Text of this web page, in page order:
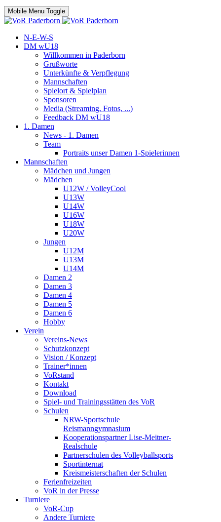
Mobile Menu Toggle
N-E-W-S
DM wU18
Willkommen in Paderborn
Grußworte
Unterkünfte & Verpflegung
Mannschaften
Spielort & Spielplan
Sponsoren
Media (Streaming, Fotos, ...)
Feedback DM wU18
1. Damen
News - 1. Damen
Team
Portraits unser Damen 1-Spielerinnen
Mannschaften
Mädchen und Jungen
Mädchen
U12W / VolleyCool
U13W
U14W
U16W
U18W
U20W
Jungen
U12M
U13M
U14M
Damen 2
Damen 3
Damen 4
Damen 5
Damen 6
Hobby
Verein
Vereins-News
Schutzkonzept
Vision / Konzept
Trainer*innen
VoRstand
Kontakt
Download
Spiel- und Trainingsstätten des VoR
Schulen
NRW-Sportschule
Reismanngymnasium
Kooperationspartner Lise-Meitner-
Realschule
Partnerschulen des Volleyballsports
Sportinternat
Kreismeisterschaften der Schulen
Ferienfreizeiten
VoR in der Presse
Turniere
VoR-Cup
Andere Turniere